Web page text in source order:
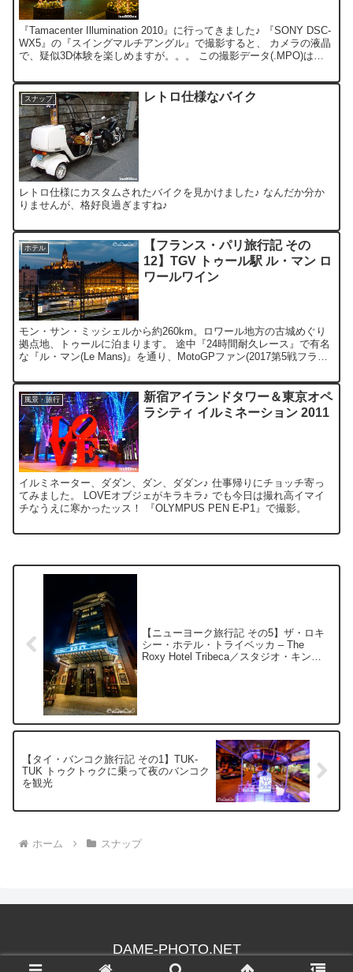
『Tamacenter Illumination 2010』に行ってきました♪ 『SONY DSC-
WX5』の『スイングマルチアングル』で撮影すると、 カメラの液晶
で、疑似3D体験を楽しめますが。。。 この撮影データ(.MPO)は、 2
スナップ レトロ仕様なバイク
レトロ仕様にカスタムされたバイクを見かけました♪ なんだか分か
りませんが、格好良過ぎますね♪
ホテル
【フランス・パリ旅行記 その
12】TGV トゥール駅 ル・マン ロ
ワールワイン
モン・サン・ミッシェルから約260km。ロワール地方の古城めぐり
拠点地、トゥールに泊まります。 途中『24時間耐久レース』で有名
な『ル・マン(Le Mans)』を通り、MotoGPファン(2017第5戦フラン
風景・旅行
新宿アイランドタワー＆東京オペ
ラシティ イルミネーション 2011
イルミネーター、ダダン、ダン、ダダン♪ 仕事帰りにチョッチ寄っ
てみました。 LOVEオブジェがキラキラ♪ でも今日は撮れ高イマイ
チなうえに寒かったッス！ 『OLYMPUS PEN E-P1』で撮影。
【ニューヨーク旅行記 その5】ザ・ロキ
シー・ホテル・トライベッカ – The
Roxy Hotel Tribeca／スタジオ・キング
【タイ・バンコク旅行記 その1】TUK-
TUK トゥクトゥクに乗って夜のバンコク
を観光
ホーム スナップ
DAME-PHOTO.NET